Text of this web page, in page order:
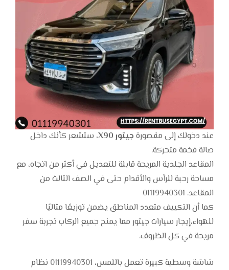
عند دخولك إلى مقصورة جيتور X90
، ستشعر كأنك داخل
صالة فخمة متحركة.
المقاعد الجلدية المريحة قابلة للتعديل في أكثر من اتجاه، مع
مساحة رحبة للرأس والأقدام حتى في الصف الثالث من
المقاعد. 01119940301
كما أن التكييف متعدد المناطق يضمن توزيعًا مثاليًا
للهواء،إيجار سيارات جيتور مما يمنح جميع الركاب تجربة سفر
مريحة في كل الظروف.
شاشة وسطية كبيرة تعمل باللمس، 01119940301 نظام